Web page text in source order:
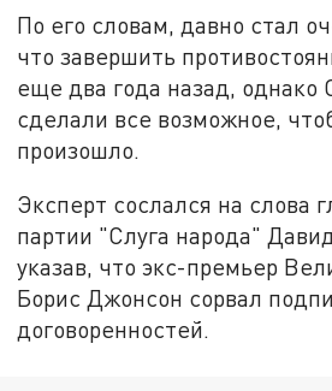
По его словам, давно стал
что завершить
еще два года назад,
сделали все возможное,
произошло.
Эксперт сослался на слова
партии "Слуга народа"
указав, что экс-премьер
Борис Джонсон сорвал
договоренностей.